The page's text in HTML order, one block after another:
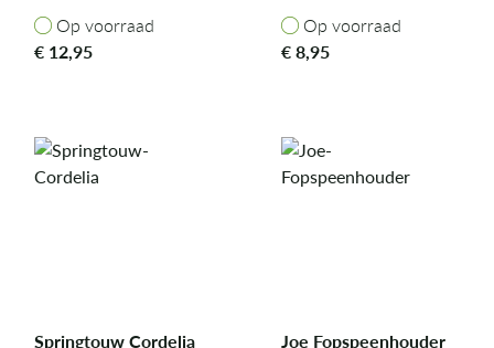
Op voorraad
Op voorraad
€ 12,95
Op voorraad
Op voorraad
€8,95
Springtouw Cordelia Joe Fopspeenhouder